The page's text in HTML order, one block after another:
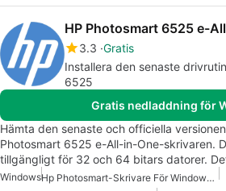
3.3 Gratis
Installera den senaste
6525
Gratis nedladdning för
Hämta den senaste och officiella
Photosmart 6525 e-All-in-One-skrivaren.
tillgängligt för 32 och 64 bitars datorer.
Windows
Hp Photosmart-Skrivare För Windows 10